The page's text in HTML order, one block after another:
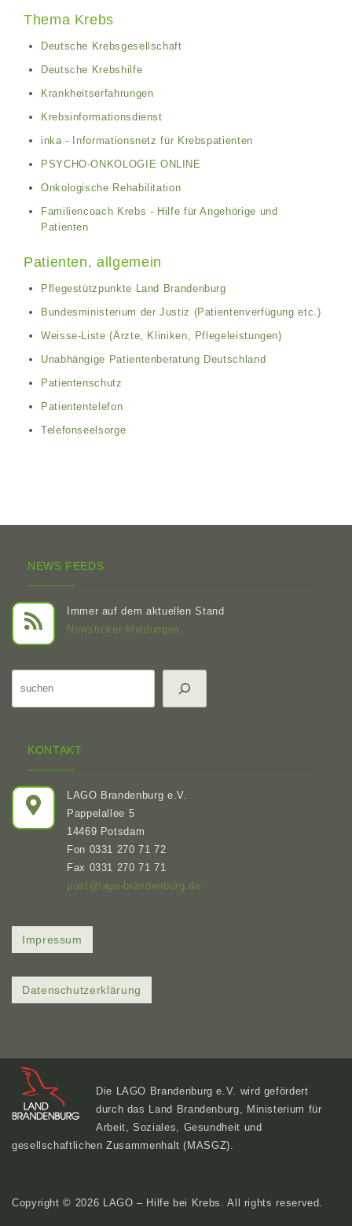
Thema Krebs
Deutsche Krebsgesellschaft
Deutsche Krebshilfe
Krankheitserfahrungen
Krebsinformationsdienst
inka - Informationsnetz für Krebspatienten
PSYCHO-ONKOLOGIE ONLINE
Onkologische Rehabilitation
Familiencoach Krebs - Hilfe für Angehörige und
Patienten
Patienten, allgemein
Pflegestützpunkte Land Brandenburg
Bundesministerium der Justiz (Patientenverfügung etc.)
Weisse-Liste (Ärzte, Kliniken, Pflegeleistungen)
Unabhängige Patientenberatung Deutschland
Patientenschutz
Patiententelefon
Telefonseelsorge
NEWS FEEDS
Immer auf dem aktuellen Stand
Newsticker-Meldungen
Suchen
KONTAKT
LAGO Brandenburg e.V.
Pappelallee 5
14469 Potsdam
Fon 0331 270 71 72
Fax 0331 270 71 71
post@lago-brandenburg.de
Impressum
Datenschutzerklärung
Die LAGO Brandenburg e.V. wird gefördert
durch das Land Brandenburg, Ministerium für
Arbeit, Soziales, Gesundheit und
gesellschaftlichen Zusammenhalt (MASGZ).
Copyright © 2026 LAGO – Hilfe bei Krebs . All rights reserved.